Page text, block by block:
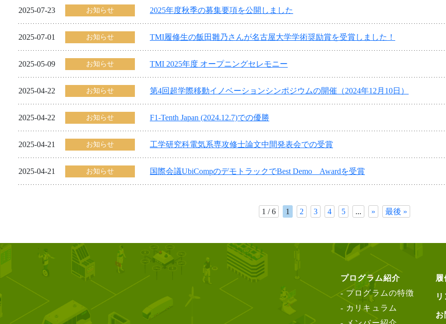
2025-07-23 お知らせ 2025年度秋季の募集要項を公開しました
2025-07-01 お知らせ TMI履修生の飯田雛乃さんが名古屋大学学術奨励賞を受賞しました！
2025-05-09 お知らせ TMI 2025年度 オープニングセレモニー
2025-04-22 お知らせ 第4回超学際移動イノベーションシンポジウムの開催（2024年12月10日）
2025-04-22 お知らせ F1-Tenth Japan (2024.12.7)での優勝
2025-04-21 お知らせ 工学研究科電気系専攻修士論文中間発表会での受賞
2025-04-21 お知らせ 国際会議UbiCompのデモトラックでBest Demo Awardを受賞
1 / 6 1 2 3 4 5 ... » 最後 »
プログラム紹介
プログラムの特徴
カリキュラム
リ
お